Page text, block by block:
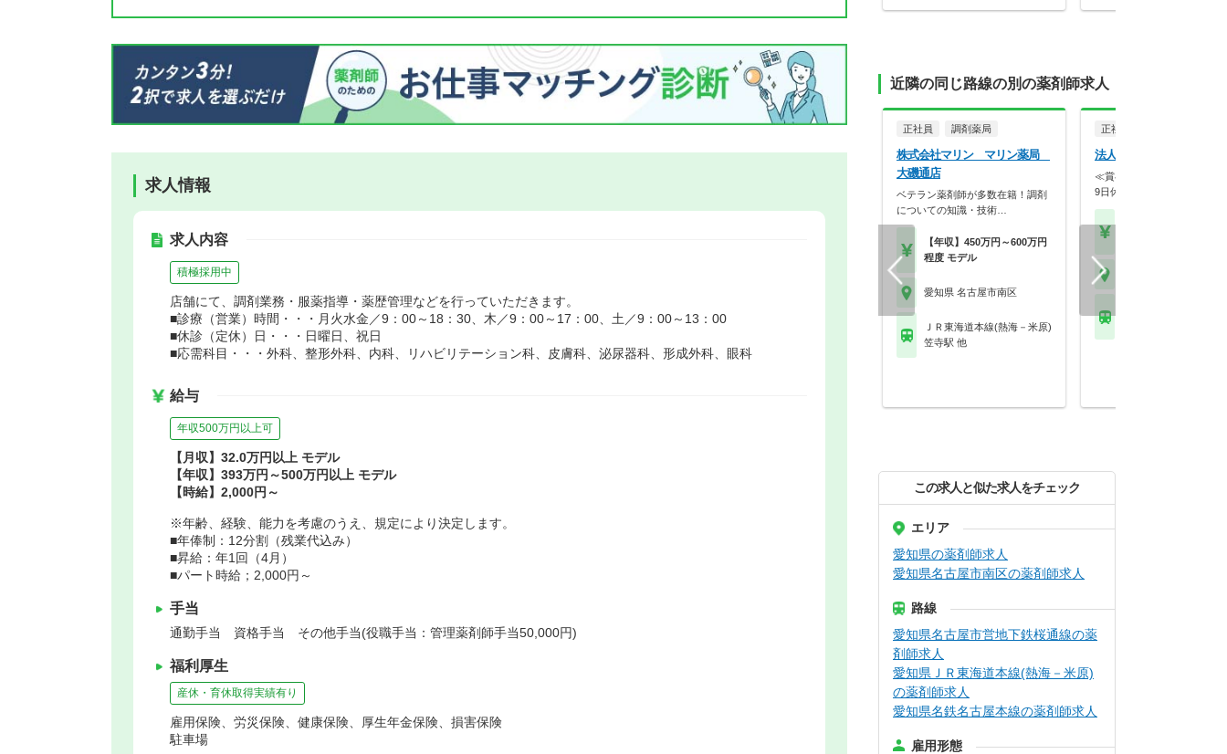
求人情報
求人内容
積極採用中
店舗にて、調剤業務・服薬指導・薬歴管理などを行っていただきます。
■診療（営業）時間・・・月火水金／9：00～18：30、木／9：00～17：00、土／9：00～13：00
■休診（定休）日・・・日曜日、祝日
■応需科目・・・外科、整形外科、内科、リハビリテーション科、皮膚科、泌尿器科、形成外科、眼科
給与
年収500万円以上可
【月収】32.0万円以上 モデル
【年収】393万円～500万円以上 モデル
【時給】2,000円～
※年齢、経験、能力を考慮のうえ、規定により決定します。
■年俸制：12分割（残業代込み）
■昇給：年1回（4月）
■パート時給；2,000円～
手当
通勤手当 資格手当 その他手当(役職手当：管理薬剤師手当50,000円)
福利厚生
産休・育休取得実績有り
雇用保険、労災保険、健康保険、厚生年金保険、損害保険
駐車場
近隣の同じ路線の別の薬剤師求人
正社員 調剤薬局
株式会社マリン マリン薬局
大磯通店
ベテラン薬剤師が多数在籍！調剤
についての知識・技術…
【年収】450万円～600万円
程度 モデル
愛知県 名古屋市南区
ＪＲ東海道本線(熱海－米原)
笠寺駅 他
正社員
法人名非公開
≪賞与4.6ヶ月≫ 残業少な
9日休み！3駅か…
この求人と似た求人をチェック
エリア
愛知県の薬剤師求人
愛知県名古屋市南区の薬剤師求人
路線
愛知県名古屋市営地下鉄桜通線の薬
剤師求人
愛知県ＪＲ東海道本線(熱海－米原)
の薬剤師求人
愛知県名鉄名古屋本線の薬剤師求人
雇用形態